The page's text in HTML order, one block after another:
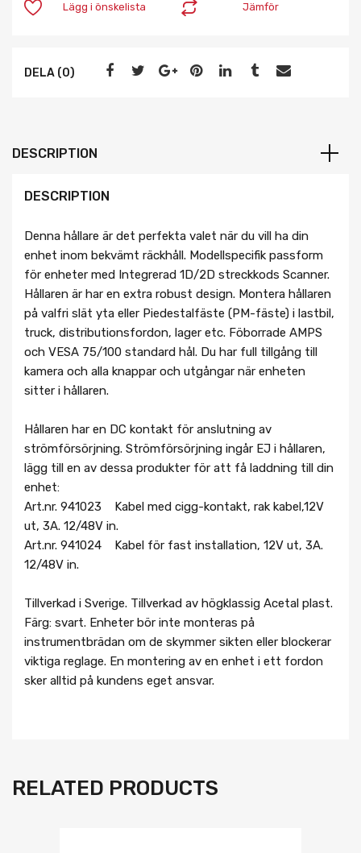
Jämför
Lägg i önskelista
DELA (0)
DESCRIPTION
DESCRIPTION
Denna hållare är det perfekta valet när du vill ha din
enhet inom bekvämt räckhåll. Modellspecifik passform
för enheter med Integrerad 1D/2D streckkods Scanner.
Hållaren är har en extra robust design. Montera hållaren
på valfri slät yta eller Piedestalfäste (PM-fäste) i lastbil,
truck, distributionsfordon, lager etc. Föborrade AMPS
och VESA 75/100 standard hål. Du har full tillgång till
kamera och alla knappar och utgångar när enheten
sitter i hållaren.
Hållaren har en DC kontakt för anslutning av
strömförsörjning. Strömförsörjning ingår EJ i hållaren,
lägg till en av dessa produkter för att få laddning till din
enhet:
Art.nr. 941023 Kabel med cigg-kontakt, rak kabel,12V
ut, 3A. 12/48V in.
Art.nr. 941024 Kabel för fast installation, 12V ut, 3A.
12/48V in.
Tillverkad i Sverige. Tillverkad av högklassig Acetal plast.
Färg: svart. Enheter bör inte monteras på
instrumentbrädan om de skymmer sikten eller blockerar
viktiga reglage. En montering av en enhet i ett fordon
sker alltid på kundens eget ansvar.
RELATED PRODUCTS